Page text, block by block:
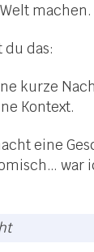
machen.
das:
kurze
Kontext.
eine
war